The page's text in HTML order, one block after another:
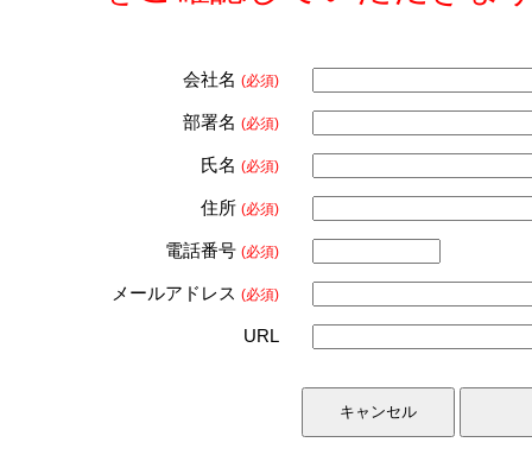
会社名 (必須)
部署名 (必須)
氏名 (必須)
住所 (必須)
電話番号 (必須)
メールアドレス (必須)
URL